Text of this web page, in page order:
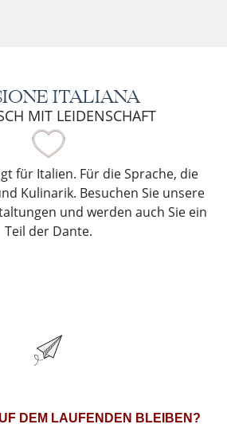
ITALIANA
MIT LEIDENSCHAFT
für Italien. Für die Sprache, die
Kulinarik. Besuchen Sie unsere
und werden auch Sie ein
Teil der Dante.
DEM LAUFENDEN BLEIBEN?